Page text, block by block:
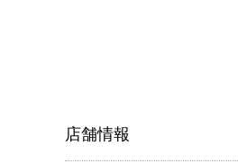
店舗情報